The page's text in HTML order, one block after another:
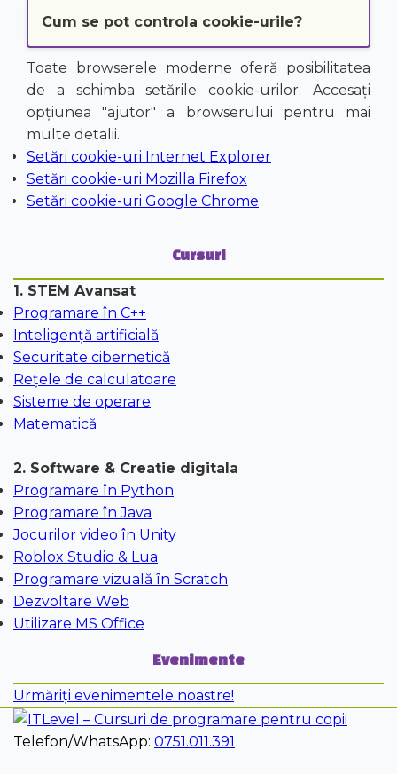
Cum se pot controla cookie-urile?
Toate browserele moderne oferă posibilitatea
de a schimba setările cookie-urilor. Accesați
opțiunea "ajutor" a browserului pentru mai
multe detalii.
Setări cookie-uri Internet Explorer
Setări cookie-uri Mozilla Firefox
Setări cookie-uri Google Chrome
Cursuri
1. STEM Avansat
Programare în C++
Inteligență artificială
Securitate cibernetică
Rețele de calculatoare
Sisteme de operare
Matematică
2. Software & Creatie digitala
Programare în Python
Programare în Java
Jocurilor video în Unity
Roblox Studio & Lua
Programare vizuală în Scratch
Dezvoltare Web
Utilizare MS Office
Evenimente
Urmăriți evenimentele noastre!
Telefon/WhatsApp: 0751.011.391